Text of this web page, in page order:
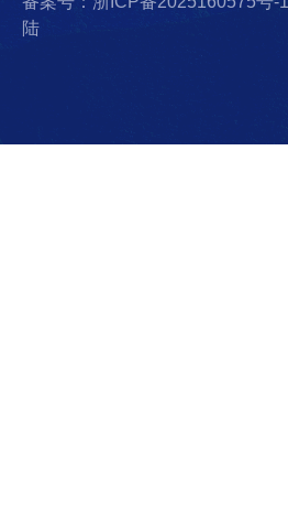
陆